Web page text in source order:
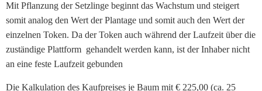
niemand
einen
Punkt.
Fulda
casino
Mit Pflanzung der Setzlinge beginnt das Wachstum und steigert
somit analog den Wert der Plantage und somit auch den Wert der
einzelnen Token. Da der Token auch während der Laufzeit über die
zuständige Plattform gehandelt werden kann, ist der Inhaber nicht
an eine feste Laufzeit gebunden
Die Kalkulation des Kaufpreises je Baum mit € 225,00 (ca. 25